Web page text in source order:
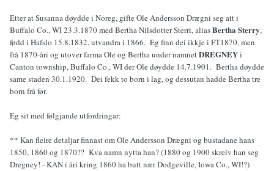
Etter at Susanna døydde i Noreg, gifte Ole Andersson Drægni seg att i
Buffalo Co., WI 23.3.1870 med Bertha Nilsdotter Sterri, aliasBertha Sterry,
fødd i Hafslo 15.8.1832, utvandra i 1866. Eg finn dei ikkje i FT1870, men
frå 1870-åri og utover farma Ole og Bertha under namnetDREGNEYi
Canton township, Buffalo Co., WI der Ole døydde 14.7.1901. Bertha døydde
same staden 30.1.1920. Dei fekk to born i lag, og dessutan hadde Bertha tre
born frå før.
Eg sit med følgjande utfordringar:
** Kan fleire detaljar finnast om Ole Andersson Drægni og bustadane hans
1850, 1860 og 1870?? Kva namn nytta han? (1880 og 1900 skreiv han seg
Dregney! - KAN i åri kring 1860 ha butt nær Dodgeville, Iowa Co., WI!?)